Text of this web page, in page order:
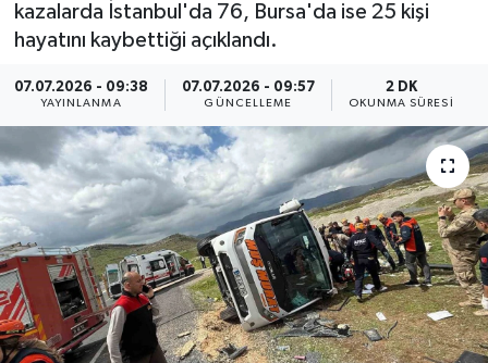
kazalarda İstanbul'da 76, Bursa'da ise 25 kişi
hayatını kaybettiği açıklandı.
07.07.2026 - 09:38
YAYINLANMA
07.07.2026 - 09:57
GÜNCELLEME
2 DK
OKUNMA SÜRESI
ÖZEL HABER
RÖPORTAJLAR
SAĞLIK
SİYASET
GÜNCEL
SPOR
YAŞAM